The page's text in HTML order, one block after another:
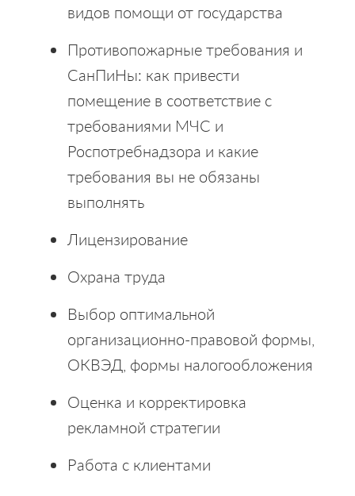
видов помощи от государства
Противопожарные требования и
СанПиНы: как привести
помещение в соответствие с
требованиями МЧС и
Роспотребнадзора и какие
требования вы не обязаны
выполнять
Лицензирование
Охрана труда
Выбор оптимальной
организационно-правовой формы,
ОКВЭД, формы налогообложения
Оценка и корректировка
рекламной стратегии
Работа с клиентами